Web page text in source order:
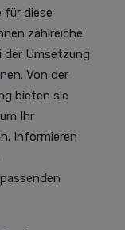
für diese
zahlreiche
der Umsetzung
Von der
bieten sie
Ihr
Informieren